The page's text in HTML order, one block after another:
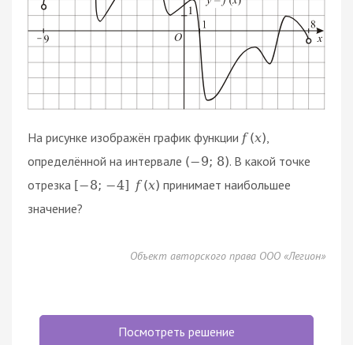
На рисунке изображён график функции f (x)
определённой на интервале (−9; 8). В какой точке
отрезка [−8; −4] f (x) принимает наибольшее
значение?
Объект авторского права ООО «Легион»
Посмотреть решение